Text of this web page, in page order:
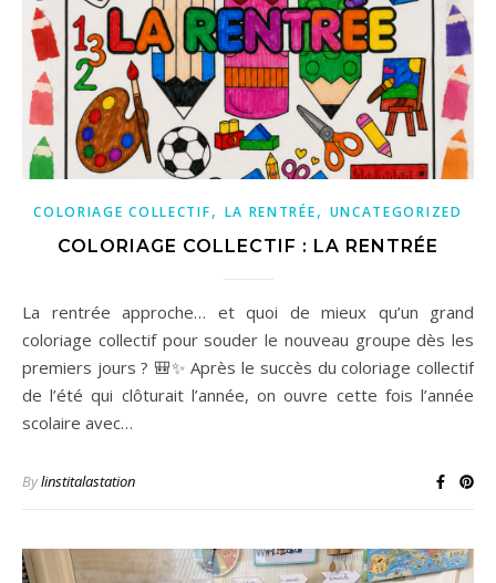
COLORIAGE COLLECTIF, LA RENTRÉE, UNCATEGORIZED
COLORIAGE COLLECTIF : LA RENTRÉE
La rentrée approche… et quoi de mieux qu’un grand
coloriage collectif pour souder le nouveau groupe dès les
premiers jours ? 🎒✨ Après le succès du coloriage collectif
de l’été qui clôturait l’année, on ouvre cette fois l’année
scolaire avec…
Bylinstitalastation